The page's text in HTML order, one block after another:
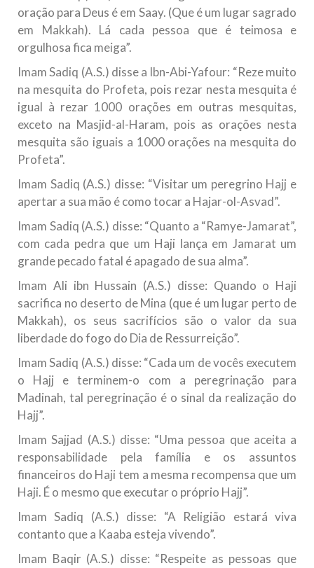
oração para Deus é em Saay. (Que é um lugar sagrado
em Makkah). Lá cada pessoa que é teimosa e
orgulhosa fica meiga”.
Imam Sadiq (A.S.) disse a Ibn-Abi-Yafour: “Reze muito
na mesquita do Profeta, pois rezar nesta mesquita é
igual à rezar 1000 orações em outras mesquitas,
exceto na Masjid-al-Haram, pois as orações nesta
mesquita são iguais a 1000 orações na mesquita do
Profeta”.
Imam Sadiq (A.S.) disse: “Visitar um peregrino Hajj e
apertar a sua mão é como tocar a Hajar-ol-Asvad”.
Imam Sadiq (A.S.) disse: “Quanto a “Ramye-Jamarat”,
com cada pedra que um Haji lança em Jamarat um
grande pecado fatal é apagado de sua alma”.
Imam Ali ibn Hussain (A.S.) disse: Quando o Haji
sacrifica no deserto de Mina (que é um lugar perto de
Makkah), os seus sacrifícios são o valor da sua
liberdade do fogo do Dia de Ressurreição”.
Imam Sadiq (A.S.) disse: “Cada um de vocês executem
o Hajj e terminem-o com a peregrinação para
Madinah, tal peregrinação é o sinal da realização do
Hajj”.
Imam Sajjad (A.S.) disse: “Uma pessoa que aceita a
responsabilidade pela família e os assuntos
financeiros do Haji tem a mesma recompensa que um
Haji. É o mesmo que executar o próprio Hajj”.
Imam Sadiq (A.S.) disse: “A Religião estará viva
contanto que a Kaaba esteja vivendo”.
Imam Baqir (A.S.) disse: “Respeite as pessoas que